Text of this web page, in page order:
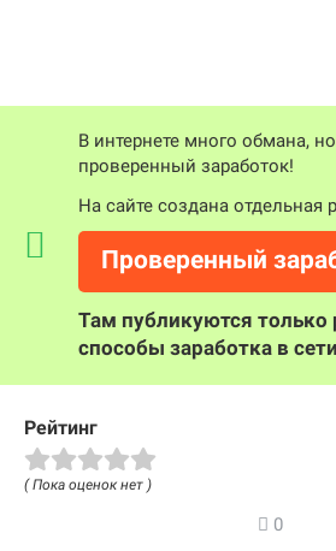
В интернете много обмана,
проверенный заработок!
На сайте создана отдельная
Проверенный
Там публикуются только
способы заработка в
Рейтинг
( Пока оценок нет )
0